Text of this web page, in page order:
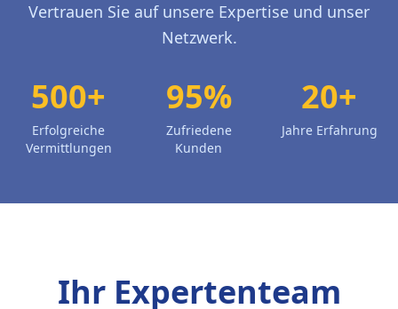
Vertrauen Sie auf unsere Expertise und unser
Netzwerk.
500+
Erfolgreiche
Vermittlungen
95%
Zufriedene
Kunden
20+
Jahre Erfahrung
Ihr Expertenteam